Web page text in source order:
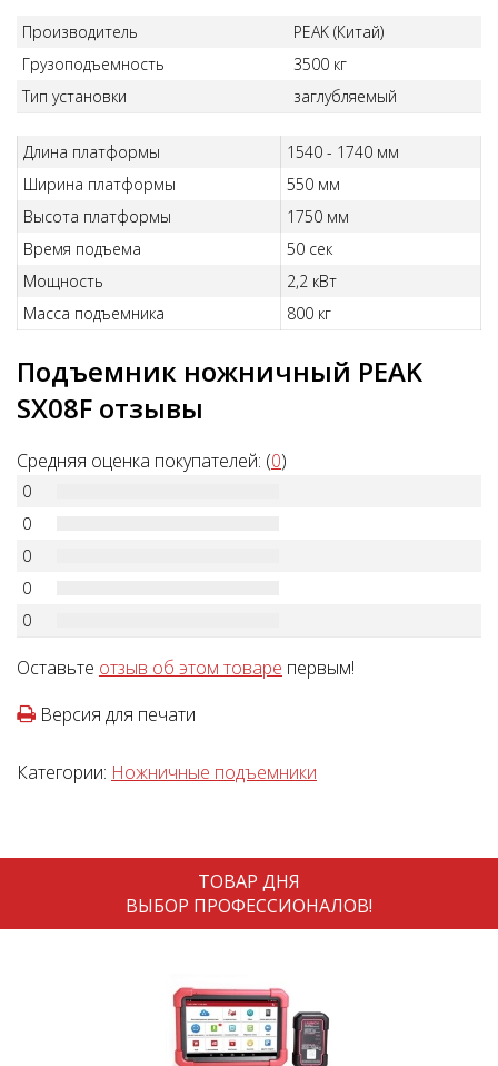
Производитель
PEAK (Китай)
Грузоподъемность
3500 кг
Тип установки
заглубляемый
Длина платформы
1540 - 1740 мм
Ширина платформы
550 мм
Высота платформы
1750 мм
Время подъема
50 сек
Мощность
2,2 кВт
Масса подъемника
800 кг
Подъемник ножничный PEAK
SX08F отзывы
Средняя оценка покупателей: (0)
0
0
0
0
0
Оставьте отзыв об этом товаре первым!
Версия для печати
Категории: Ножничные подъемники
ТОВАР ДНЯ
ВЫБОР ПРОФЕССИОНАЛОВ!